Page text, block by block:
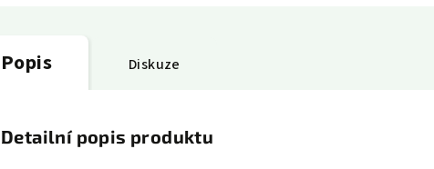
Popis Diskuze
Detailní popis produktu